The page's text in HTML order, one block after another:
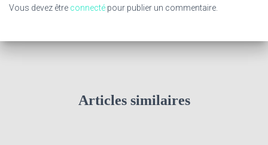
Vous devez être connecté pour publier un commentaire.
Articles similaires